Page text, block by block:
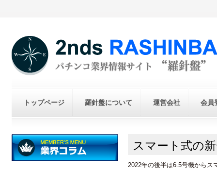
トップページ 羅針盤について 運営会社 会員
スマート式の
2022年の後半は6.5号機からス